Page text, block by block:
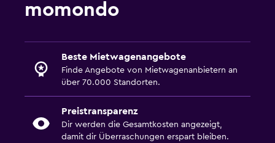
momondo
Beste Mietwagenangebote
Finde Angebote von Mietwagenanbietern an
über 70.000 Standorten.
Preistransparenz
Dir werden die Gesamtkosten angezeigt,
damit dir Überraschungen erspart bleiben.